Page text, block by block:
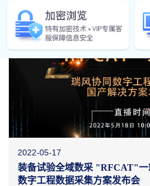
2022-05-17
装备试验全域数采 "RFCAT"
数字工程数据采集方案发布会